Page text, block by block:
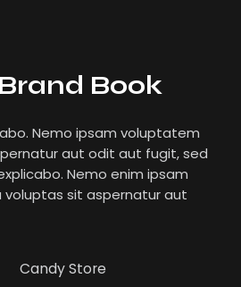
Book
Nemo ipsam voluptatem
aut odit aut fugit, sed
Nemo enim ipsam
sit aspernatur aut
Candy Store